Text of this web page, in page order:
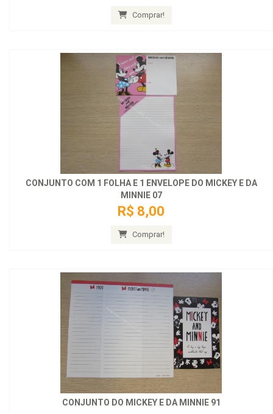
Comprar!
CONJUNTO COM 1 FOLHA E 1 ENVELOPE DO MICKEY E DA
MINNIE 07
R$ 8,00
Comprar!
CONJUNTO DO MICKEY E DA MINNIE 91